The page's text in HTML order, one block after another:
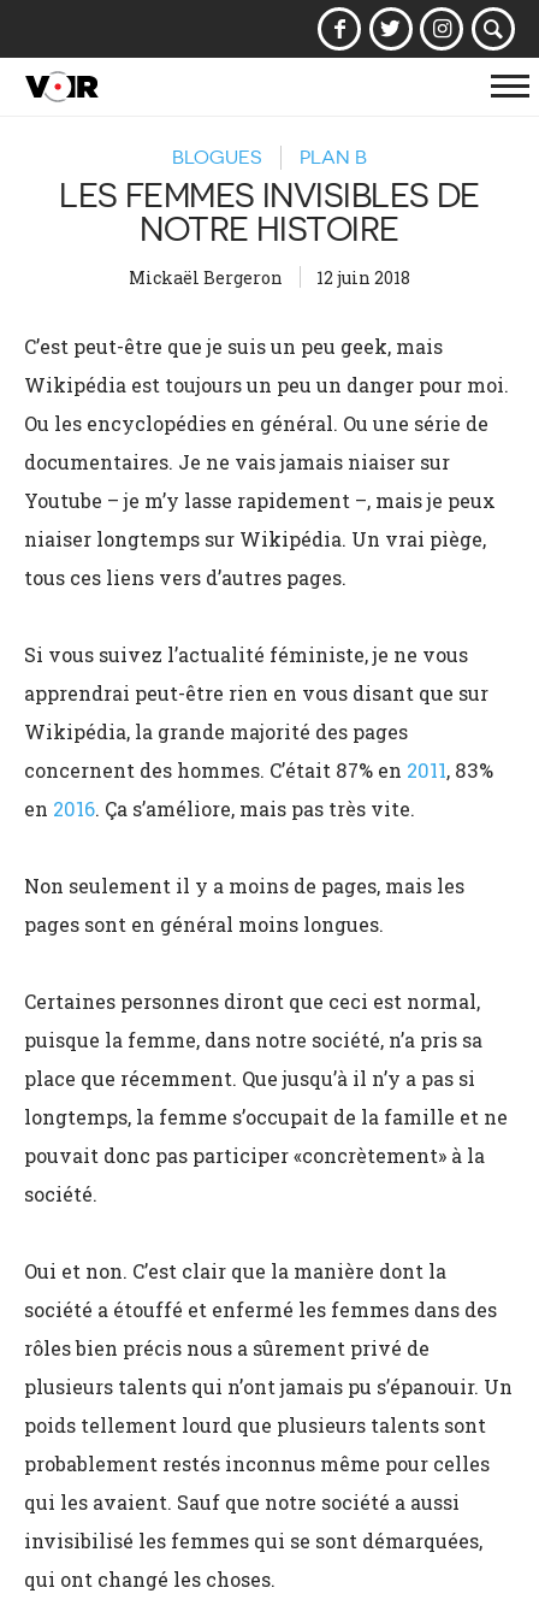
BLOGUES PLAN B
LES FEMMES INVISIBLES DE
NOTRE HISTOIRE
Mickaël Bergeron 12 juin 2018
C’est peut-être que je suis un peu geek, mais
Wikipédia est toujours un peu un danger pour moi.
Ou les encyclopédies en général. Ou une série de
documentaires. Je ne vais jamais niaiser sur
Youtube – je m’y lasse rapidement –, mais je peux
niaiser longtemps sur Wikipédia. Un vrai piège,
tous ces liens vers d’autres pages.
Si vous suivez l’actualité féministe, je ne vous
apprendrai peut-être rien en vous disant que sur
Wikipédia, la grande majorité des pages
concernent des hommes. C’était 87% en 2011, 83%
en 2016. Ça s’améliore, mais pas très vite.
Non seulement il y a moins de pages, mais les
pages sont en général moins longues.
Certaines personnes diront que ceci est normal,
puisque la femme, dans notre société, n’a pris sa
place que récemment. Que jusqu’à il n’y a pas si
longtemps, la femme s’occupait de la famille et ne
pouvait donc pas participer «concrètement» à la
société.
Oui et non. C’est clair que la manière dont la
société a étouffé et enfermé les femmes dans des
rôles bien précis nous a sûrement privé de
plusieurs talents qui n’ont jamais pu s’épanouir. Un
poids tellement lourd que plusieurs talents sont
probablement restés inconnus même pour celles
qui les avaient. Sauf que notre société a aussi
invisibilisé les femmes qui se sont démarquées,
qui ont changé les choses.